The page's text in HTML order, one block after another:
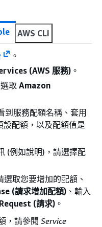
AWS CLI
。
(AWS 服務) 。
取 Amazon
到服務配額名稱、套用
設配額，以及配額值是
(例如說明)，請選擇配
取您要增加的配額、
(請求增加配額) 、輸入
Request (請求) 。
，請參閱 Service